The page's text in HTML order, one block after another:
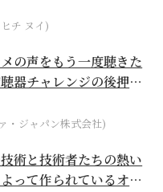
チ ヌイ)
メの声をもう一度聴きた
器チャレンジの後押し
・ジャパン株式会社)
術と技術者たちの熱い
って作られているオー